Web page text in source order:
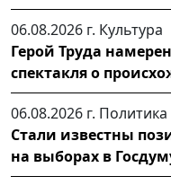
06.08.2026 г. Культура
Герой Труда
спектакля о
06.08.2026 г. Политика
Стали известны
на выборах в